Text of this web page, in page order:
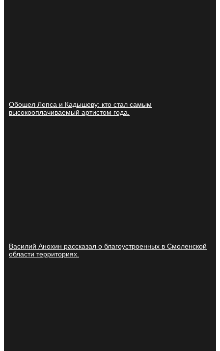
Обошел Лепса и Кадышеву: кто стал самым
высокооплачиваемый артистом года.
Василий Анохин рассказал о благоустроенных в Смоленской
области территориях.